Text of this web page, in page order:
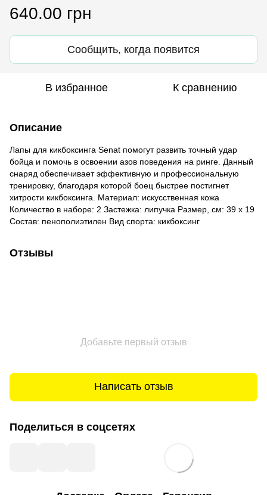
640.00 грн
Сообщить, когда появится
В избранное К сравнению
Описание
Лапы для кикбоксинга Senat помогут развить точный удар
бойца и помочь в освоении азов поведения на ринге. Данный
снаряд обеспечивает эффективную и профессиональную
тренировку, благодаря которой боец быстрее постигнет
хитрости кикбоксинга. Материал: искусственная кожа
Количество в наборе: 2 Застежка: липучка Размер, см: 39 х 19
Состав: пенополиэтилен Вид спорта: кикбоксинг
Отзывы
Добавьте первый отзыв
Написать отзыв
Поделиться в соцсетях